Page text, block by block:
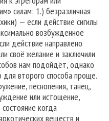
силам: 1.) безразличная
— если действие сигилы
возбужденное
действие направлено
своё желание и заключили
нам подойдёт, однако
для второго способа проще.
песнопения, танец,
или истощение,
когда
веществ и